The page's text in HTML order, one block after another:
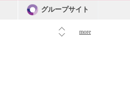
more
グループサイト